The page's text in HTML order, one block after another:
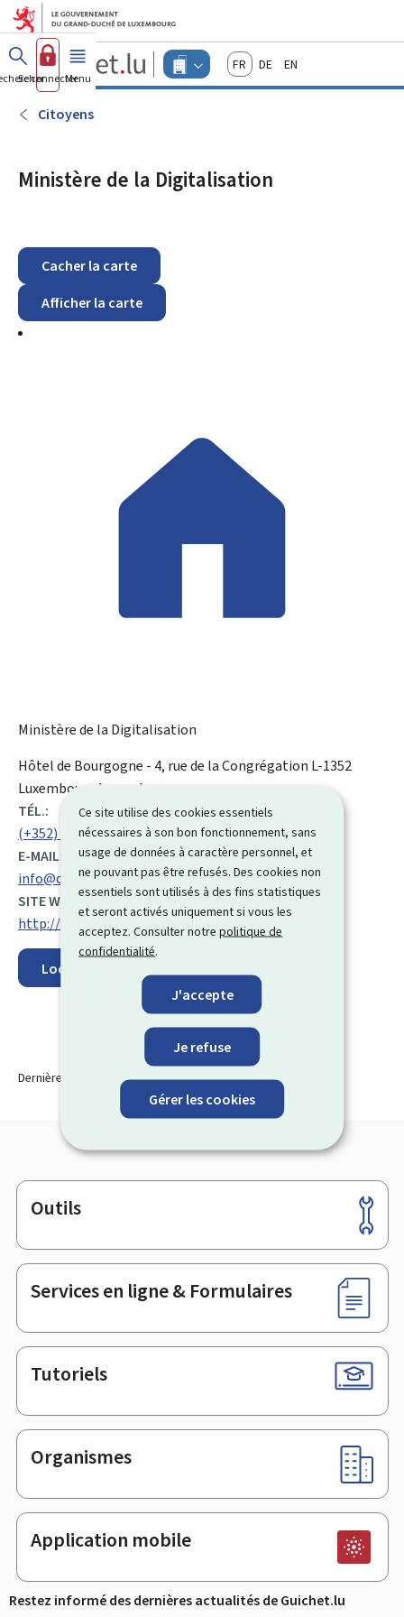
Ce site utilise des cookies essentiels
nécessaires à son bon fonctionnement, sans
usage de données à caractère personnel, et
ne pouvant pas être refusés. Des cookies non
essentiels sont utilisés à des fins statistiques
et seront activés uniquement si vous les
acceptez. Consulter notrepolitique de
confidentialité.
J'accepte
Je refuse
Gérer les cookies
Aller au menu principal
Aller au contenu
Guichet.lu
Changer
d'espace
FrançaisDeutschEnglish
Se connecterMenu principal
Citoyens
Ministère de la Digitalisation
Cacher la carte
Afficher la carte
Ministère de la Digitalisation
ADRESSE
:
Hôtel de Bourgogne - 4, rue de la Congrégation L-1352
Luxembourg
Luxembourg
TÉL.:
(+352) 247 72 100
E-MAIL:
info@digital.etat.lu
SITE WEB :
http://www.digitalisation.lu/
Localisez sur la carte
Dernière modification le30.03.2026
Pied
de
page
Outils
Services en ligne & Formulaires
Tutoriels
Organismes
Application mobile
Restez informé des dernières actualités de Guichet.lu